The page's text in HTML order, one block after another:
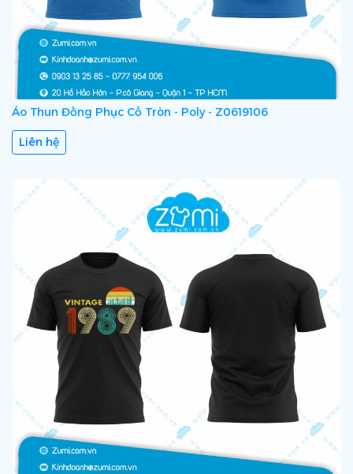
Áo Thun Đồng Phục Cổ Tròn - Poly - Z0619106
Liên hệ